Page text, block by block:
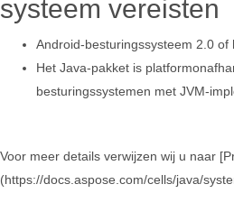
systeem vereisten
Android-besturingssysteem 2.0 of
Het Java-pakket is
besturingssystemen met JVM-
Voor meer details verwijzen wij u naar
(https://docs.aspose.com/cells/java/